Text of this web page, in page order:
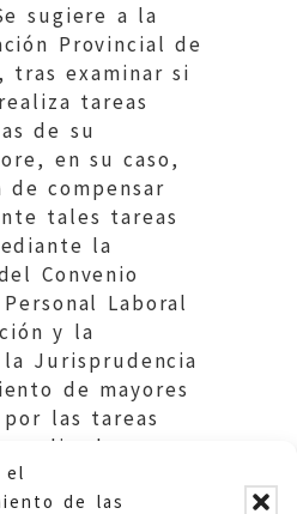
el
de las
sugiere a la
Provincial de
tras examinar si
tareas
de su
en su caso,
compensar
tales tareas
la
Convenio
Laboral
y la
Jurisprudencia
de mayores
las tareas
realizadas por